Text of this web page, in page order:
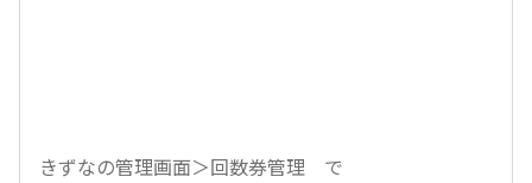
きずなの管理画面＞回数券管理 で